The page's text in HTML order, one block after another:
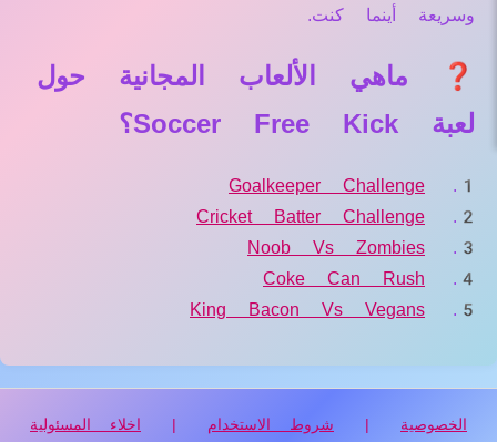
وسريعة أينما كنت.
❓ ماهي الألعاب المجانية حول
لعبة Soccer Free Kick؟
Goalkeeper Challenge
Cricket Batter Challenge
Noob Vs Zombies
Coke Can Rush
King Bacon Vs Vegans
الخصوصية | شروط الاستخدام | اخلاء المسئولية